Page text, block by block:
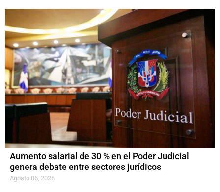
Aumento salarial de 30 % en el Poder Judicial
genera debate entre sectores jurídicos
Agosto 06, 2026